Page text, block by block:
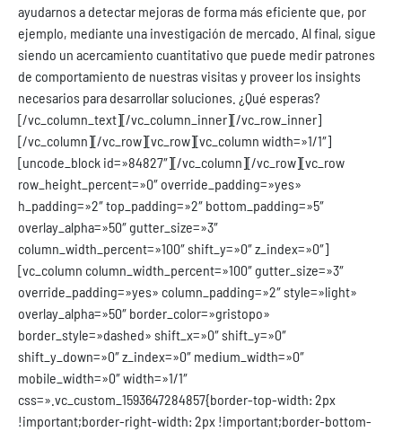
ayudarnos a detectar mejoras de forma más eficiente que, por
ejemplo, mediante una investigación de mercado. Al final, sigue
siendo un acercamiento cuantitativo que puede medir patrones
de comportamiento de nuestras visitas y proveer los insights
necesarios para desarrollar soluciones. ¿Qué esperas?
[/vc_column_text][/vc_column_inner][/vc_row_inner]
[/vc_column][/vc_row][vc_row][vc_column width=»1/1″]
[uncode_block id=»84827″][/vc_column][/vc_row][vc_row
row_height_percent=»0″ override_padding=»yes»
h_padding=»2″ top_padding=»2″ bottom_padding=»5″
overlay_alpha=»50″ gutter_size=»3″
column_width_percent=»100″ shift_y=»0″ z_index=»0″]
[vc_column column_width_percent=»100″ gutter_size=»3″
override_padding=»yes» column_padding=»2″ style=»light»
overlay_alpha=»50″ border_color=»gristopo»
border_style=»dashed» shift_x=»0″ shift_y=»0″
shift_y_down=»0″ z_index=»0″ medium_width=»0″
mobile_width=»0″ width=»1/1″
css=».vc_custom_1593647284857{border-top-width: 2px
!important;border-right-width: 2px !important;border-bottom-